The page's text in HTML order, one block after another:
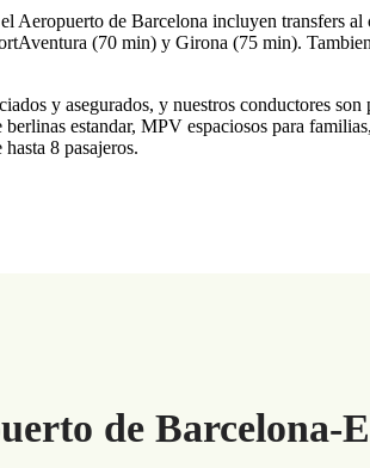
Aeropuerto de Barcelona incluyen transfers
(70 min) y Girona (75 min).
y asegurados, y nuestros conductores
estandar, MPV espaciosos para
8 pasajeros.
de Barcelona-